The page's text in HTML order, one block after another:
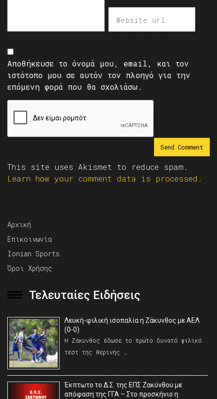
Αποθήκευσε το όνομά μου, email, και τον
ιστότοπο μου σε αυτόν τον πλοηγό για την
επόμενη φορά που θα σχολιάσω.
This site uses Akismet to reduce spam.
Learn how your comment data is processed.
Αρχική
Επικοινωνία
Ionian Sports
Όροι Χρήσης
Τελευταίες Ειδήσεις
Λευκή-φιλική ισοπαλία η Ζάκυνθος με ΑΕΛ
(0-0)
Η Ζάκυνθος έδωσε το πρώτο δυνατό φιλικό
τεστ της θερινής …
Έκπτωτο το Δ.Σ. της ΕΠΣ Ζακύνθου με
απόφαση της ΓΓΑ – Στο προσκήνιο η